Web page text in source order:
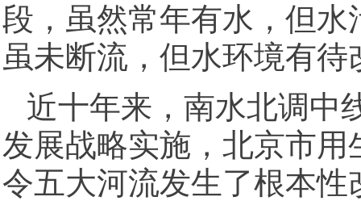
段，虽然常年有水，但
虽未断流，但水环境有待
近十年来，南水北调中
发展战略实施，北京市
令五大河流发生了根本性